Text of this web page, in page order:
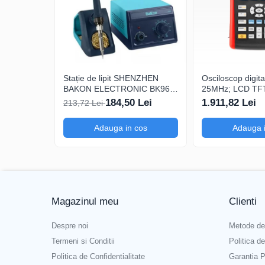
Interval de măsurare a frecvenței
Interval de măsurare a capacității
Precizia măsurării frecvenței
Precizia măsurării curentului alternativ
Precizia măsurării curentului continuu
Precizia măsurării tensiunii DC
Ce conține pachetul?
1 x Cleste ampermetric HANTEK CC-650
Stație de lipit SHENZHEN
BAKON ELECTRONIC BK969,
200...480°C control analogic,
cu buton
213,72 Lei184,50 Lei
Adauga in cos
Osciloscop
25MHz; LCD
250Msps;
cu Decodificare
1.911,82 Lei
Adauga
Magazinul meu
Despre noi
Termeni si Conditii
Politica de Confidentialitate
Clienti
Metode
Politica
Garantia